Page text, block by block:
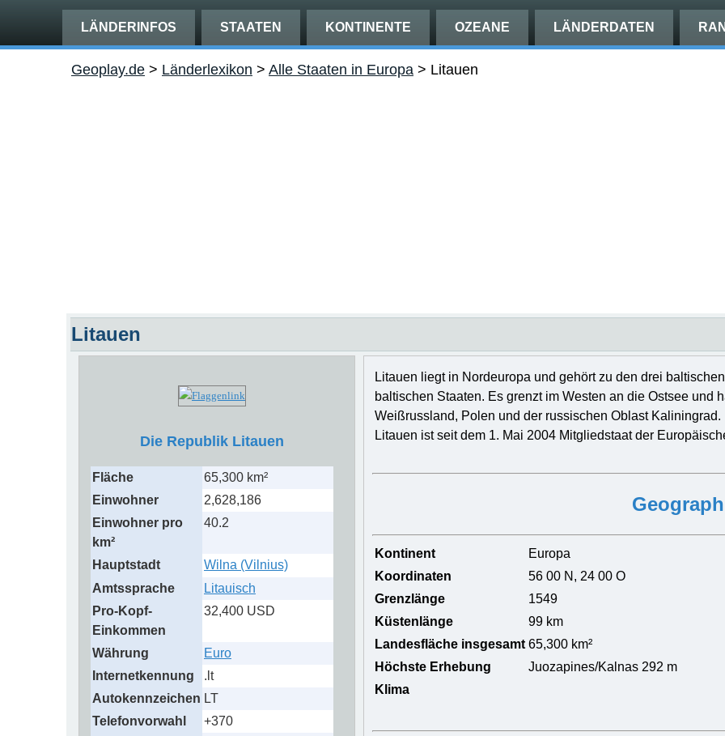
LÄNDERINFOS STAATEN KONTINENTE OZEANE LÄNDERDATEN
Geoplay.de > Länderlexikon > Alle Staaten in Europa > Litauen
Litauen
Die Republik Litauen
Fläche
65,300 km²
Einwohner
2,628,186
Einwohner pro
km²
40.2
Hauptstadt
Wilna (Vilnius)
Amtssprache
Litauisch
Pro-Kopf-
Einkommen
32,400 USD
Währung
Euro
Internetkennung
.lt
Autokennzeichen LT
Telefonvorwahl
+370
Litauen liegt in Nordeuropa und gehört zu den drei
baltischen Staaten. Es grenzt im Westen an die Ostsee und
Weißrussland, Polen und der russischen Oblast Kaliningrad.
Litauen ist seit dem 1. Mai 2004 Mitgliedstaat der
Kontinent
Europa
Koordinaten
56 00 N, 24 00 O
Grenzlänge
1549
Küstenlänge
99 km
Landesfläche insgesamt 65,300 km²
Höchste Erhebung
Juozapines/Kalnas 292 m
Klima